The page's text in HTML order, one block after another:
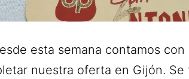
esta semana contamos
nuestra oferta en Gijón.